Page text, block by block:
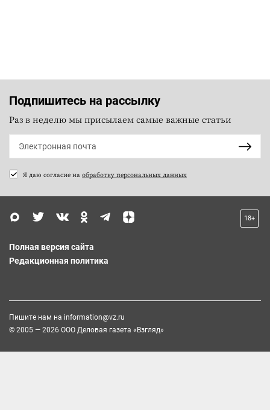
Подпишитесь на рассылку
Раз в неделю мы присылаем самые важные статьи
Я даю согласие на обработку персональных данных
18+
Полная версия сайта
Редакционная политика
Пишите нам на information@vz.ru
© 2005 — 2026 ООО Деловая газета «Взгляд»